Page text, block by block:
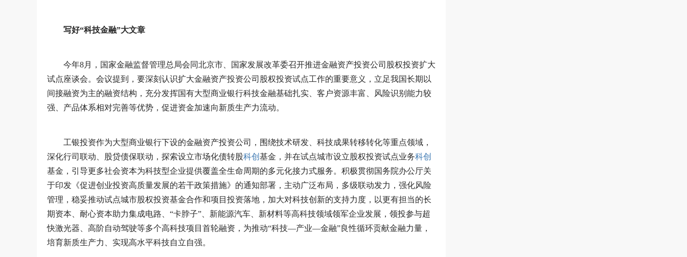
写好“科技金融”大文章
今年8月，国家金融监督管理总局会同北京市、国家发展改革委召开推进金融资产投资公司股权投资扩大
试点座谈会。会议提到，要深刻认识扩大金融资产投资公司股权投资试点工作的重要意义，立足我国长期以
间接融资为主的融资结构，充分发挥国有大型商业银行科技金融基础扎实、客户资源丰富、风险识别能力较
强、产品体系相对完善等优势，促进资金加速向新质生产力流动。
工银投资作为大型商业银行下设的金融资产投资公司，围绕技术研发、科技成果转移转化等重点领域，
深化行司联动、股贷债保联动，探索设立市场化债转股科创 基金，并在试点城市设立股权投资试点业务科创
基金，引导更多社会资本为科技型企业提供覆盖全生命周期的多元化接力式服务。积极贯彻国务院办公厅关
于印发《促进创业投资高质量发展的若干政策措施》的通知部署，主动广泛布局，多级联动发力，强化风险
管理，稳妥推动试点城市股权投资基金合作和项目投资落地，加大对科技创新的支持力度，以更有担当的长
期资本、耐心资本助力集成电路、“卡脖子”、新能源汽车、新材料等高科技领域领军企业发展，领投参与超
快激光器、高阶自动驾驶等多个高科技项目首轮融资，为推动“科技—产业—金融”良性循环贡献金融力量，
培育新质生产力、实现高水平科技自立自强。